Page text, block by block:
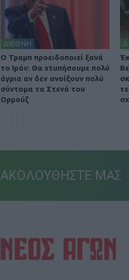
ΔΙΕΘΝΗ
O Τραμπ προειδοποιεί ξανά
το Ιράν: Θα χτυπήσουμε πολύ
άγρια αν δεν ανοίξουν πολύ
σύντομα τα Στενά του
Ορμούζ
ΑΚΟΛΟΥΘΗΣΤΕ ΜΑΣ